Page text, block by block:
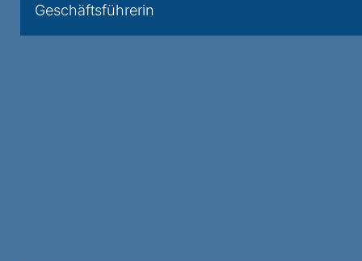
Geschäftsführerin